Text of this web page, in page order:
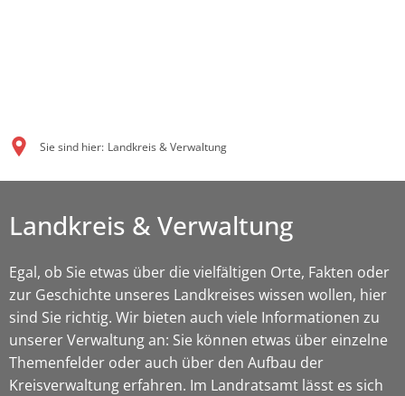
Sie sind hier: Landkreis & Verwaltung
Landkreis & Verwaltung
Egal, ob Sie etwas über die vielfältigen Orte, Fakten oder
zur Geschichte unseres Landkreises wissen wollen, hier
sind Sie richtig. Wir bieten auch viele Informationen zu
unserer Verwaltung an: Sie können etwas über einzelne
Themenfelder oder auch über den Aufbau der
Kreisverwaltung erfahren. Im Landratsamt lässt es sich